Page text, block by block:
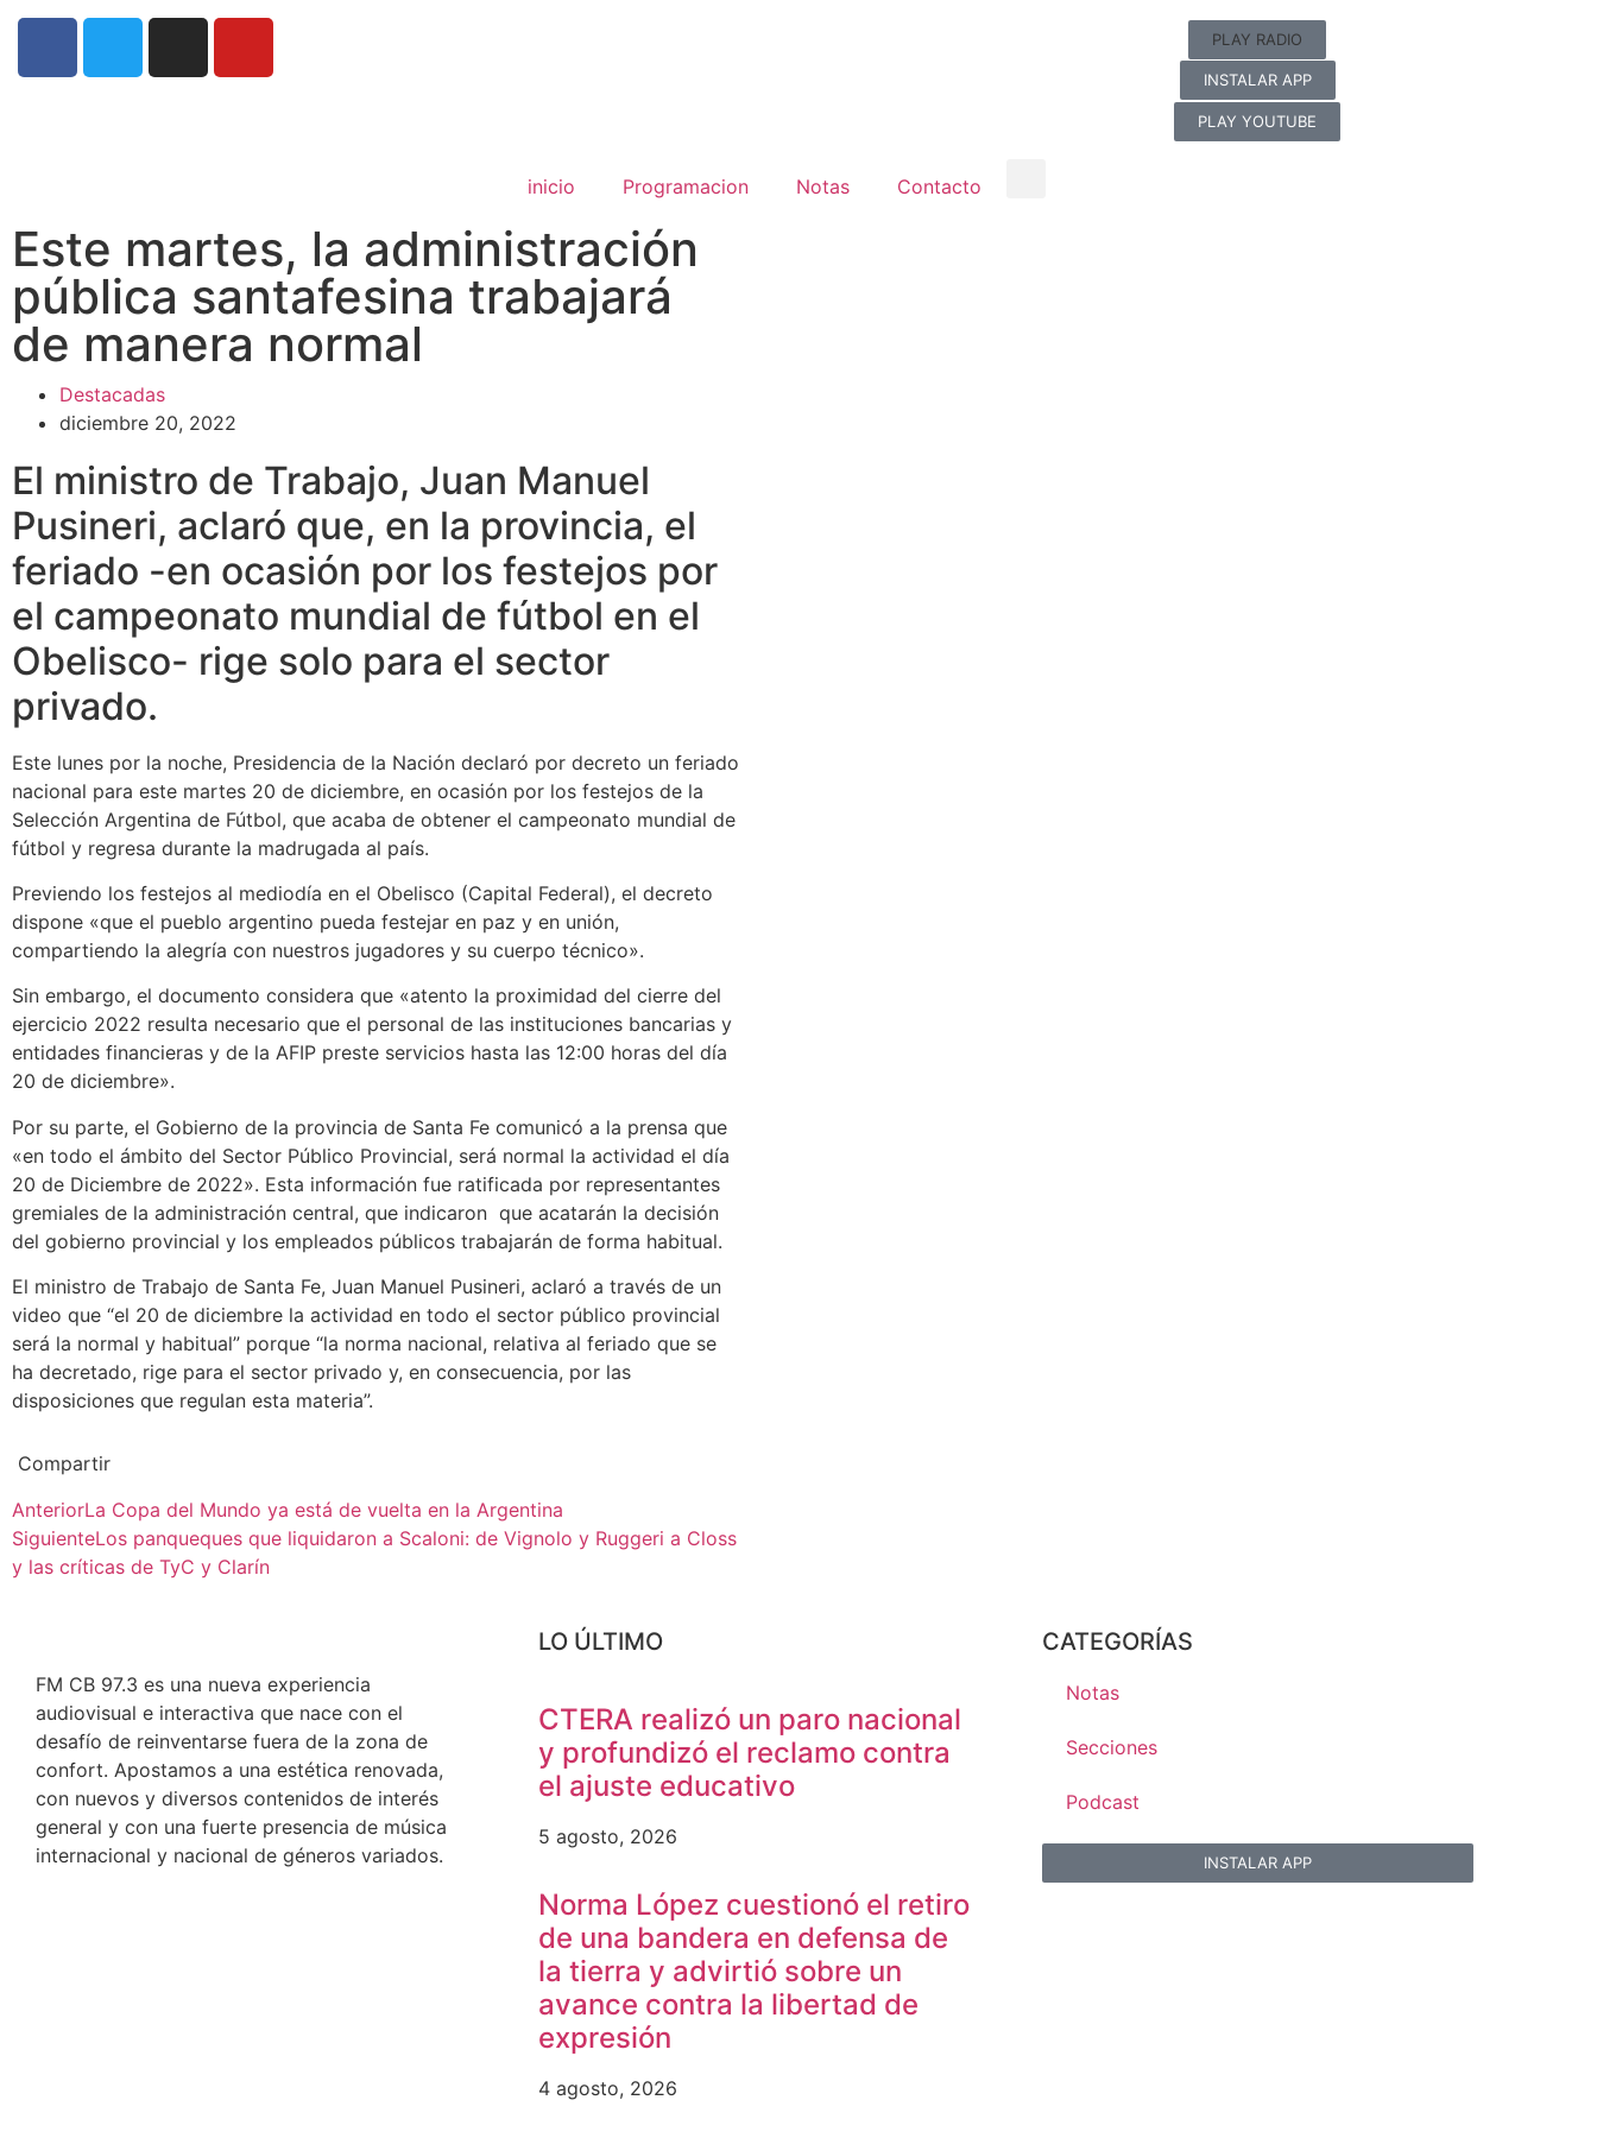
PLAY RADIO
INSTALAR APP
PLAY YOUTUBE
inicio Programacion Notas Contacto
Este martes, la administración
pública santafesina trabajará
de manera normal
Destacadas
diciembre 20, 2022
El ministro de Trabajo, Juan Manuel
Pusineri, aclaró que, en la provincia, el
feriado -en ocasión por los festejos por
el campeonato mundial de fútbol en el
Obelisco- rige solo para el sector
privado.
Este lunes por la noche, Presidencia de la Nación declaró por decreto un feriado
nacional para este martes 20 de diciembre, en ocasión por los festejos de la
Selección Argentina de Fútbol, que acaba de obtener el campeonato mundial de
fútbol y regresa durante la madrugada al país.
Previendo los festejos al mediodía en el Obelisco (Capital Federal), el decreto
dispone «que el pueblo argentino pueda festejar en paz y en unión,
compartiendo la alegría con nuestros jugadores y su cuerpo técnico».
Sin embargo, el documento considera que «atento la proximidad del cierre del
ejercicio 2022 resulta necesario que el personal de las instituciones bancarias y
entidades financieras y de la AFIP preste servicios hasta las 12:00 horas del día
20 de diciembre».
Por su parte, el Gobierno de la provincia de Santa Fe comunicó a la prensa que
«en todo el ámbito del Sector Público Provincial, será normal la actividad el día
20 de Diciembre de 2022». Esta información fue ratificada por representantes
gremiales de la administración central, que indicaron que acatarán la decisión
del gobierno provincial y los empleados públicos trabajarán de forma habitual.
El ministro de Trabajo de Santa Fe, Juan Manuel Pusineri, aclaró a través de un
video que “el 20 de diciembre la actividad en todo el sector público provincial
será la normal y habitual” porque “la norma nacional, relativa al feriado que se
ha decretado, rige para el sector privado y, en consecuencia, por las
disposiciones que regulan esta materia”.
Compartir
AnteriorLa Copa del Mundo ya está de vuelta en la Argentina
SiguienteLos panqueques que liquidaron a Scaloni: de Vignolo y Ruggeri a Closs
y las críticas de TyC y Clarín
FM CB 97.3 es una nueva experiencia
audiovisual e interactiva que nace con el
desafío de reinventarse fuera de la zona de
confort. Apostamos a una estética renovada,
con nuevos y diversos contenidos de interés
general y con una fuerte presencia de música
internacional y nacional de géneros variados.
LO ÚLTIMO
CTERA realizó un paro nacional
y profundizó el reclamo contra
el ajuste educativo
5 agosto, 2026
Norma López cuestionó el retiro
de una bandera en defensa de
la tierra y advirtió sobre un
avance contra la libertad de
expresión
4 agosto, 2026
CATEGORÍAS
Notas
Secciones
Podcast
INSTALAR APP